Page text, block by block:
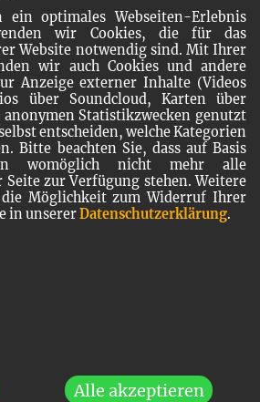
optimales Webseiten-Erlebnis
wir Cookies, die für das
Website notwendig sind. Mit Ihrer
wir auch Cookies und andere
Anzeige externer Inhalte (Videos
über Soundcloud, Karten über
Statistikzwecken genutzt
entscheiden, welche Kategorien
Bitte beachten Sie, dass auf Basis
womöglich nicht mehr alle
zur Verfügung stehen. Weitere
Möglichkeit zum Widerruf Ihrer
in unsererDatenschutzerklärung.
Alle akzeptieren